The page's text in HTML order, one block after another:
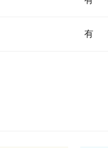
有